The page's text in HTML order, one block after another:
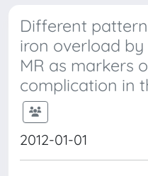
Different
iron overload by
MR as markers
complication in
2012-01-01